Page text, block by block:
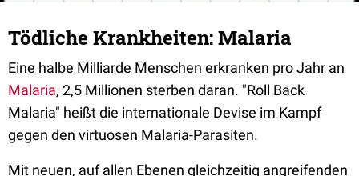
Tödliche Krankheiten: Malaria
Eine halbe Milliarde Menschen erkranken pro Jahr an
Malaria, 2,5 Millionen sterben daran. "Roll Back
Malaria" heißt die internationale Devise im Kampf
gegen den virtuosen Malaria-Parasiten.
Mit neuen, auf allen Ebenen gleichzeitig angreifenden